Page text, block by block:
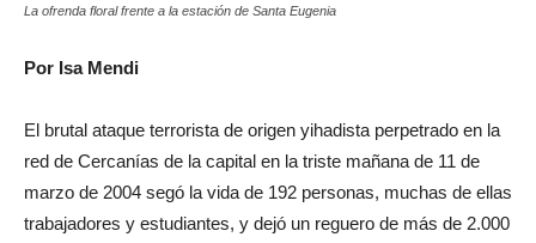
La ofrenda floral frente a la estación de Santa Eugenia
Por Isa Mendi
El brutal ataque terrorista de origen yihadista perpetrado en la
red de Cercanías de la capital en la triste mañana de 11 de
marzo de 2004 segó la vida de 192 personas, muchas de ellas
trabajadores y estudiantes, y dejó un reguero de más de 2.000